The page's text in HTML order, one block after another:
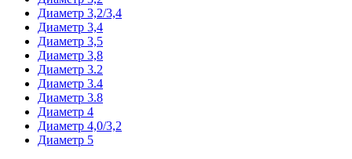
Диаметр 3,2/3,4
Диаметр 3,4
Диаметр 3,5
Диаметр 3,8
Диаметр 3.2
Диаметр 3.4
Диаметр 3.8
Диаметр 4
Диаметр 4,0/3,2
Диаметр 5